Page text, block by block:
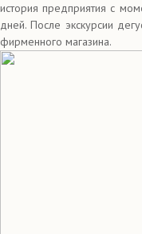
история предприятия с
дней. После экскурсии
фирменного магазина.